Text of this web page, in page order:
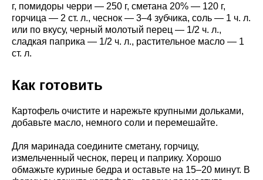
г, помидоры черри — 250 г, сметана 20% — 120 г,
горчица — 2 ст. л., чеснок — 3–4 зубчика, соль — 1 ч. л.
или по вкусу, черный молотый перец — 1/2 ч. л.,
сладкая паприка — 1/2 ч. л., растительное масло — 1
ст. л.
Как готовить
Картофель очистите и нарежьте крупными дольками,
добавьте масло, немного соли и перемешайте.
Для маринада соедините сметану, горчицу,
измельченный чеснок, перец и паприку. Хорошо
обмажьте куриные бедра и оставьте на 15–20 минут. В